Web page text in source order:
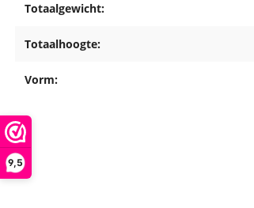
9,5
Totaalgewicht:
Totaalhoogte:
Vorm: